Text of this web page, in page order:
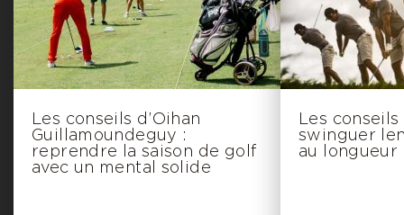
Les conseils d’Oihan
Guillamoundeguy :
reprendre la saison de golf
avec un mental solide
Les
swinguer
au longueur